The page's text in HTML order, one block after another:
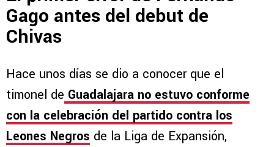
Gago antes del debut de
Chivas
Hace unos días se dio a conocer que el
timonel de Guadalajara no estuvo conforme
con la celebración del partido contra los
Leones Negros de la Liga de Expansión,